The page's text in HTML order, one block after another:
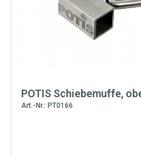
POTIS Schiebemuffe,
Art.-Nr.: PT0166